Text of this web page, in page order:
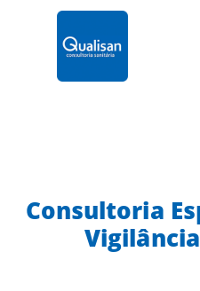
Consultoria